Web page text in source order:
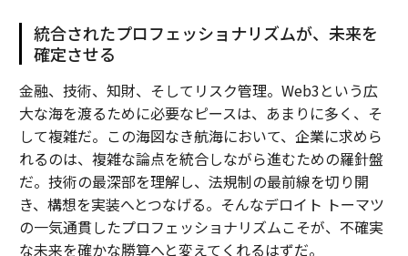
統合されたプロフェッショナリズムが、未来を
確定させる
金融、技術、知財、そしてリスク管理。Web3という広
大な海を渡るために必要なピースは、あまりに多く、そ
して複雑だ。この海図なき航海において、企業に求めら
れるのは、複雑な論点を統合しながら進むための羅針盤
だ。技術の最深部を理解し、法規制の最前線を切り開
き、構想を実装へとつなげる。そんなデロイト トーマツ
の一気通貫したプロフェッショナリズムこそが、不確実
な未来を確かな勝算へと変えてくれるはずだ。